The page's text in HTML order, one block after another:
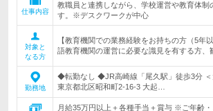
仕事内容
教職員と連携しながら、学校運営や教育体制
す。※デスクワークが中心
対象と
なる方
【教育機関での業務経験をお持ちの方（5年
語教育機関の運営に必要な識見を有する方、
勤務地
◆転勤なし ◆JR高崎線「尾久駅」徒歩3分 ＜
東京都北区昭和町2-16-3 大起…
月給35万円以上＋各種手当＋賞与 ※ご年齢